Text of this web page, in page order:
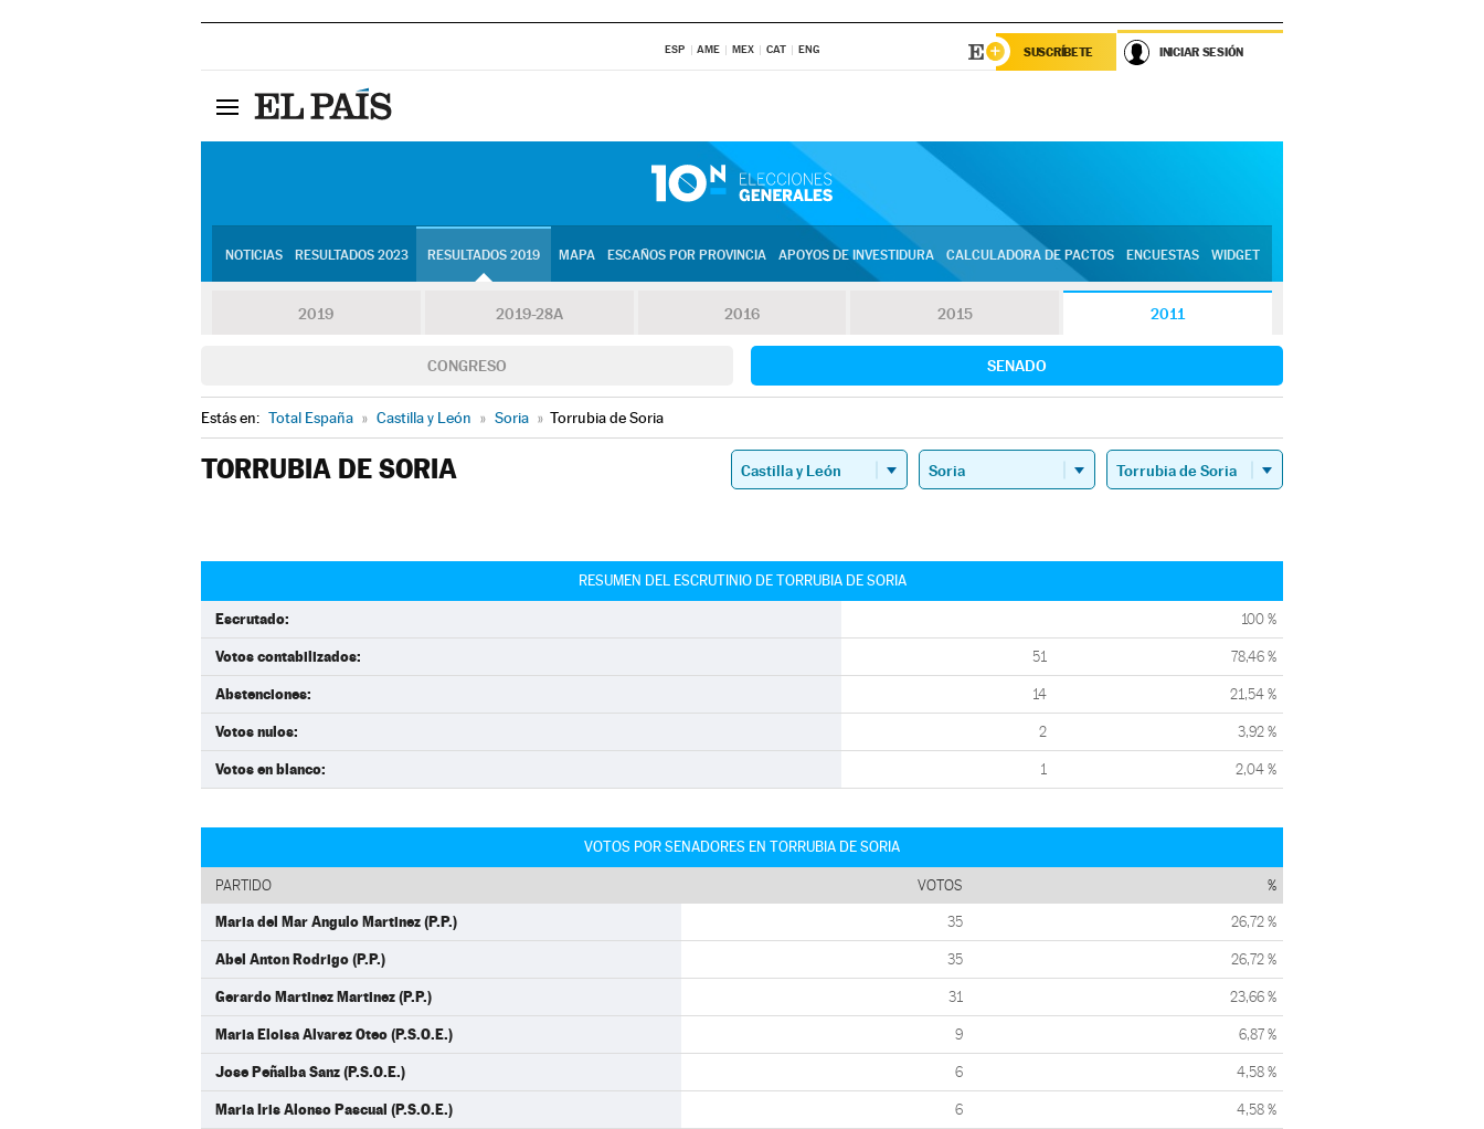
ESP AME MEX CAT ENG SUSCRÍBETE INICIAR SESIÓN
NOTICIAS RESULTADOS 2023 RESULTADOS 2019 MAPA ESCAÑOS POR PROVINCIA APOYOS DE INVESTIDURA CALCULADORA DE PACTOS ENCUESTAS WIDGET
2019 2019-28A 2016 2015 2011
CONGRESO SENADO
Estás en: Total España » Castilla y León » Soria » Torrubia de Soria
TORRUBIA DE SORIA
RESUMEN DEL ESCRUTINIO DE TORRUBIA DE SORIA
Escrutado: 100 %
Votos contabilizados: 51 78,46 %
Abstenciones: 14 21,54 %
Votos nulos: 2 3,92 %
Votos en blanco: 1 2,04 %
VOTOS POR SENADORES EN TORRUBIA DE SORIA
PARTIDO VOTOS %
Maria del Mar Angulo Martinez (P.P.) 35 26,72 %
Abel Anton Rodrigo (P.P.) 35 26,72 %
Gerardo Martinez Martinez (P.P.) 31 23,66 %
Maria Eloisa Alvarez Oteo (P.S.O.E.) 9 6,87 %
Jose Peñalba Sanz (P.S.O.E.) 6 4,58 %
Maria Iris Alonso Pascual (P.S.O.E.) 6 4,58 %